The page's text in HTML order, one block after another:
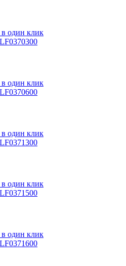
один клик
один клик
один клик
один клик
один клик